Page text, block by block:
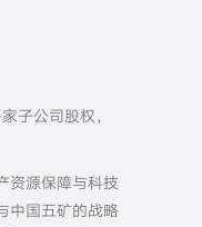
子公司股权，
资源保障与科技
中国五矿的战略